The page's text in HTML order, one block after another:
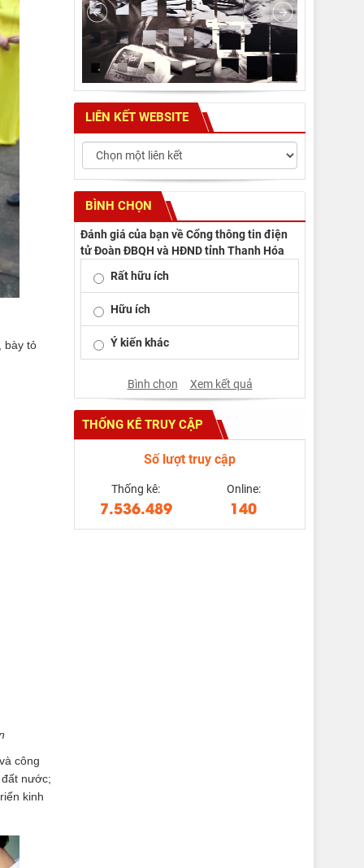
bày tỏ
công
nước;
kinh
LIÊN KẾT WEBSITE
BÌNH CHỌN
Đánh giá của bạn về Cổng thông tin điện
tử Đoàn ĐBQH và HĐND tỉnh Thanh Hóa
Rất hữu ích
Hữu ích
Ý kiến khác
Bình chọn Xem kết quả
THỐNG KÊ TRUY CẬP
Số lượt truy cập
Thống kê:
7.536.489
Online:
140